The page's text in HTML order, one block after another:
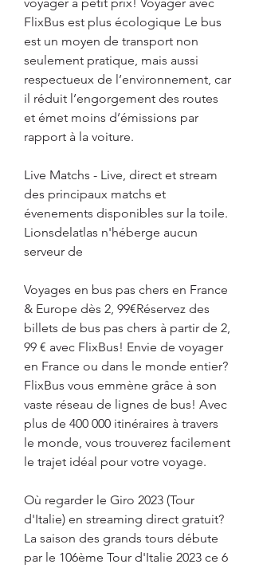
voyager à petit prix! Voyager avec
FlixBus est plus écologique Le bus
est un moyen de transport non
seulement pratique, mais aussi
respectueux de l’environnement, car
il réduit l’engorgement des routes
et émet moins d’émissions par
rapport à la voiture.
Live Matchs - Live, direct et stream
des principaux matchs et
évenements disponibles sur la toile.
Lionsdelatlas n'héberge aucun
serveur de
Voyages en bus pas chers en France
& Europe dès 2, 99€Réservez des
billets de bus pas chers à partir de 2,
99 € avec FlixBus! Envie de voyager
en France ou dans le monde entier?
FlixBus vous emmène grâce à son
vaste réseau de lignes de bus! Avec
plus de 400 000 itinéraires à travers
le monde, vous trouverez facilement
le trajet idéal pour votre voyage.
Où regarder le Giro 2023 (Tour
d'Italie) en streaming direct gratuit?
La saison des grands tours débute
par le 106ème Tour d'Italie 2023 ce 6